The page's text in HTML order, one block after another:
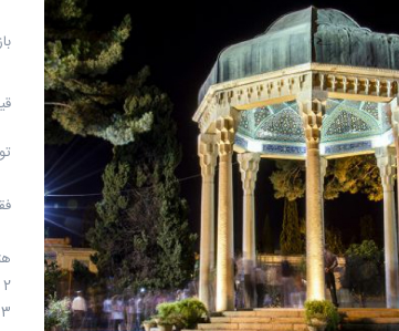
فقط
2 تخته : 780 ت
3 تخته : 750 ت